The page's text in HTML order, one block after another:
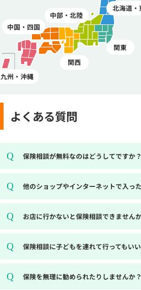
北海道・
関東
中部・北陸
関西
中国・四国
九州・沖縄
よくある質問
保険相談が無料なのはどうしてですか？
他のショップやインターネットで入っ
お店に行かないと保険相談できません
保険相談に子どもを連れて行ってもい
保険を無理に勧められたりしませんか？